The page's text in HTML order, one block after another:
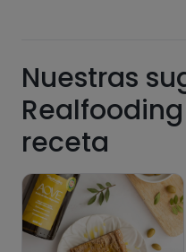
Hazte PLUS para
de las recetas, y
Nuestras
receta